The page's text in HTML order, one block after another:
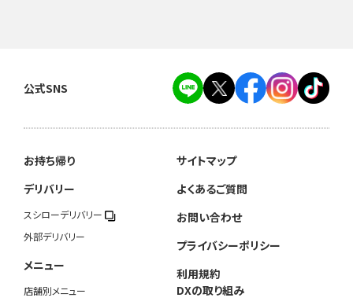
公式SNS
お持ち帰り
デリバリー
スシローデリバリー
外部デリバリー
メニュー
店舗別メニュー
サイトマップ
よくあるご質問
お問い合わせ
プライバシーポリシー
利用規約
DXの取り組み